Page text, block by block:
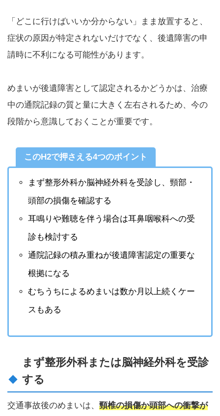
「どこに行けばいいか分からない」まま放置すると、
症状の原因が特定されないだけでなく、後遺障害の申
請時に不利になる可能性があります。
めまいが後遺障害として認定されるかどうかは、治療
中の通院記録の質と量に大きく左右されるため、今の
段階から意識しておくことが重要です。
このH2で押さえる4つのポイント
まず整形外科か脳神経外科を受診し、頸部・
頭部の損傷を確認する
耳鳴りや難聴を伴う場合は耳鼻咽喉科への受
診も検討する
通院記録の積み重ねが後遺障害認定の重要な
根拠になる
むちうちによるめまいは数か月以上続くケー
スもある
まず整形外科または脳神経外科を受診
する
交通事故後のめまいは、 頸椎の損傷か頭部への衝撃が